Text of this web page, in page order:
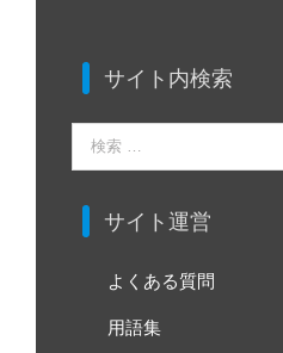
サイト内検索
索
サイト運営
よくある質問
用語集